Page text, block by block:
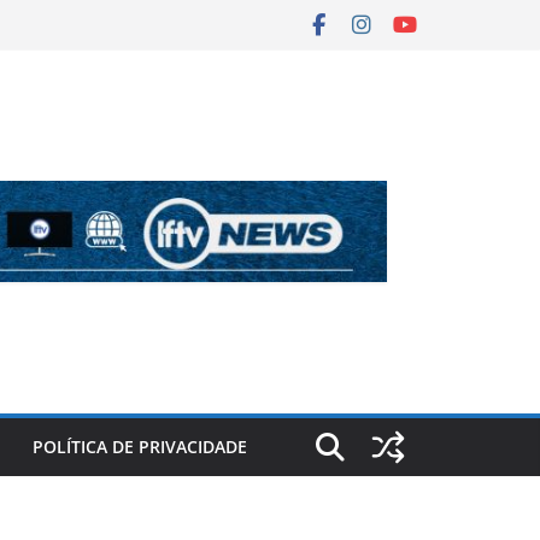
POLÍTICA DE PRIVACIDADE